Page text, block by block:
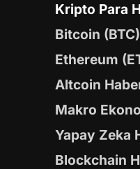
Kripto Para
Bitcoin
Ethereum
Altcoin
Makro
Yapay Zeka
Blockchain